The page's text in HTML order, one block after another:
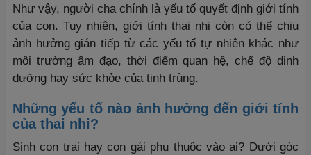
Như vậy, người cha chính là yếu tố quyết định giới tính
của con. Tuy nhiên, giới tính thai nhi còn có thể chịu
ảnh hưởng gián tiếp từ các yếu tố tự nhiên khác như
môi trường âm đạo, thời điểm quan hệ, chế độ dinh
dưỡng hay sức khỏe của tinh trùng.
Những yếu tố nào ảnh hưởng đến giới tính
của thai nhi?
Sinh con trai hay con gái phụ thuộc vào ai? Dưới góc